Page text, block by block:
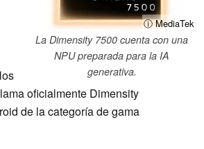
ⓘ MediaTek
La Dimensity 7500 cuenta con una
NPU preparada para la IA
generativa.
oficialmente Dimensity
de la categoría de gama